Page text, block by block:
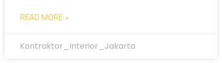
READ MORE »
Kontraktor_Interior_Jakarta